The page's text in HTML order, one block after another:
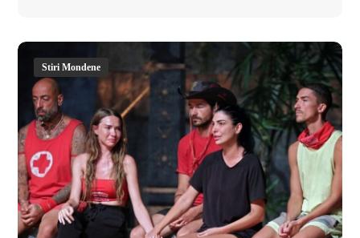
Stiri Mondene